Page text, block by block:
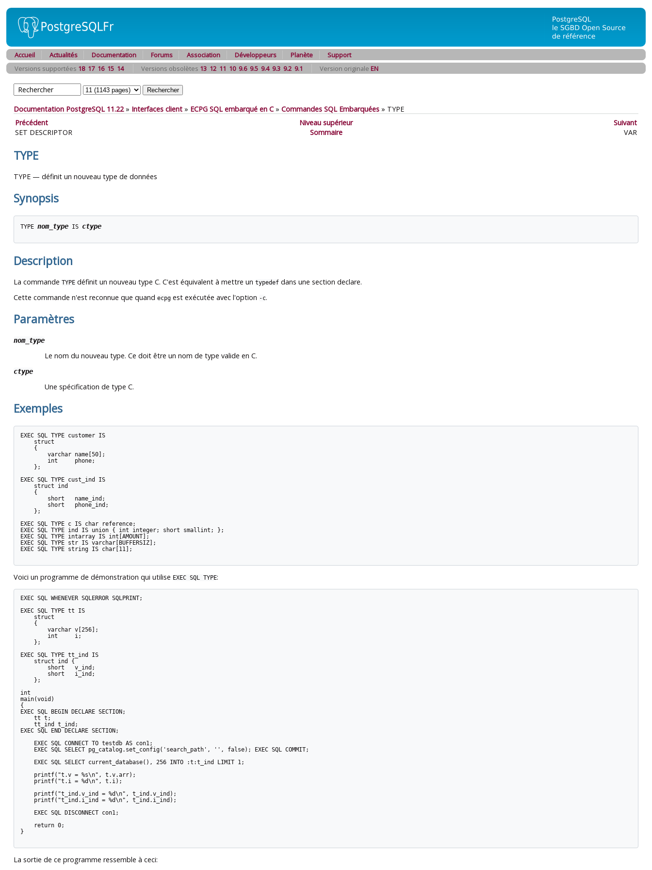
Accueil Actualités Documentation Forums Association Développeurs Planète
Support
Versions supportées 18 17 16 15 14 Versions obsolètes 13 12 11 10 9.6 9.5 9.4 9.3 9.2 9.1 Version originale EN
Documentation PostgreSQL 11.22» Interfaces client » ECPG SQLembarqué en C» Commandes SQL Embarquées » TYPE
Précédent
Niveau supérieur
Suivant
SET DESCRIPTOR
Sommaire VAR
TYPE
TYPE — définit un nouveau type de données
Synopsis
TYPE nom_type IS ctype
Description
La commande TYPE définit un nouveau type C. C'est équivalent à mettre un typedef dans une section declare.
Cette commande n'est reconnue que quand ecpg est exécutée avec l'option -c.
Paramètres
nom_type
Le nom du nouveau type. Ce doit être un nom de type valide en C.
ctype
Une spécification de type C.
Exemples
EXEC SQL TYPE customer IS
    struct
    {
        varchar name[50];
        int     phone;
    };
EXEC SQL TYPE cust_ind IS
    struct ind
    {
        short   name_ind;
        short   phone_ind;
    };
EXEC SQL TYPE c IS char reference;
EXEC SQL TYPE ind IS union { int integer; short smallint; };
EXEC SQL TYPE intarray IS int[AMOUNT];
EXEC SQL TYPE str IS varchar[BUFFERSIZ];
EXEC SQL TYPE string IS char[11];
Voici un programme de démonstration qui utilise EXEC SQL TYPE:
EXEC SQL WHENEVER SQLERROR SQLPRINT;
EXEC SQL TYPE tt IS
    struct
    {
        varchar v[256];
        int     i;
    };
EXEC SQL TYPE tt_ind IS
    struct ind {
        short   v_ind;
        short   i_ind;
    };
int
main(void)
{
EXEC SQL BEGIN DECLARE SECTION;
    tt t;
    tt_ind t_ind;
EXEC SQL END DECLARE SECTION;
    EXEC SQL CONNECT TO testdb AS con1;
    EXEC SQL SELECT pg_catalog.set_config('search_path', '', false); EXEC SQL COMMIT;
    EXEC SQL SELECT current_database(), 256 INTO :t:t_ind LIMIT 1;
    printf("t.v = %s\n", t.v.arr);
    printf("t.i = %d\n", t.i);
    printf("t_ind.v_ind = %d\n", t_ind.v_ind);
    printf("t_ind.i_ind = %d\n", t_ind.i_ind);
    EXEC SQL DISCONNECT con1;
    return 0;
}
La sortie de ce programme ressemble à ceci: